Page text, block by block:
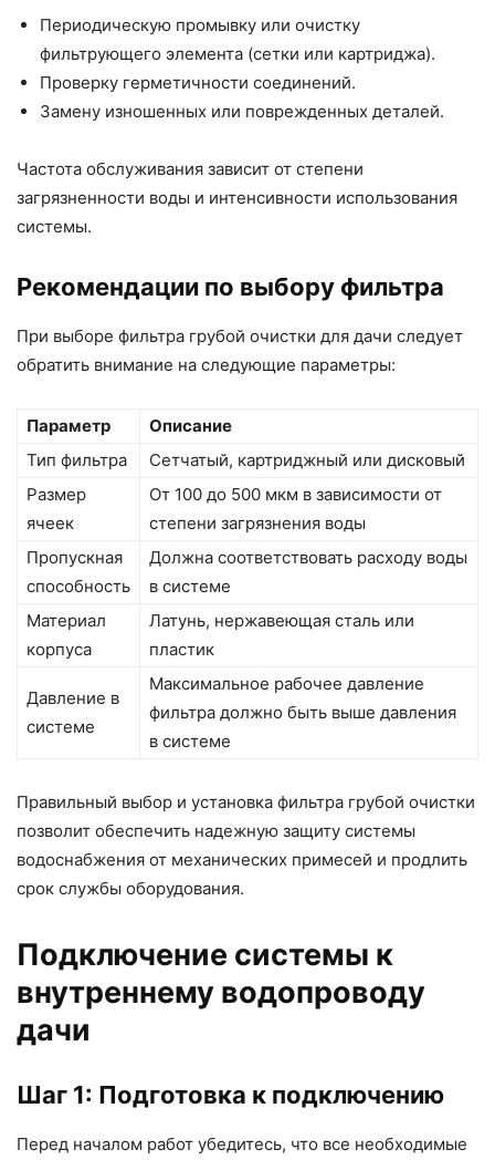
Периодическую промывку или очистку
фильтрующего элемента (сетки или картриджа).
Проверку герметичности соединений.
Замену изношенных или поврежденных деталей.
Частота обслуживания зависит от степени
загрязненности воды и интенсивности использования
системы.
Рекомендации по выбору фильтра
При выборе фильтра грубой очистки для дачи следует
обратить внимание на следующие параметры:
Параметр
Описание
Тип фильтра
Сетчатый, картриджный или дисковый
Размер
ячеек
От 100 до 500 мкм в зависимости от
степени загрязнения воды
Пропускная
способность
Должна соответствовать расходу воды
в системе
Материал
корпуса
Латунь, нержавеющая сталь или
пластик
Давление в
системе
Максимальное рабочее давление
фильтра должно быть выше давления
в системе
Правильный выбор и установка фильтра грубой очистки
позволит обеспечить надежную защиту системы
водоснабжения от механических примесей и продлить
срок службы оборудования.
Подключение системы к
внутреннему водопроводу
дачи
Шаг 1: Подготовка к подключению
Перед началом работ убедитесь, что все необходимые